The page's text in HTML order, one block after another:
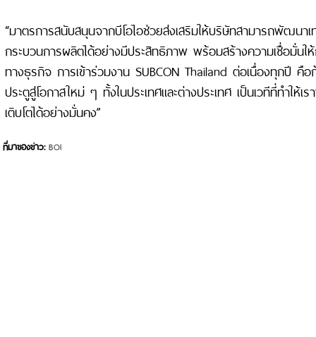
“มาตรการสนับสนุนจากบีโอไอช่วยส่งเสริมให้บริษัทสามารถพัฒนาเ
กระบวนการผลิตได้อย่างมีประสิทธิภาพ พร้อมสร้างความเชื่อมั่น
ทางธุรกิจ การเข้าร่วมงาน SUBCON Thailand ต่อเนื่องทุกปี คื
ประตูสู่โอกาสใหม่ ๆ ทั้งในประเทศและต่างประเทศ เป็นเวทีที่ทำให้
เติบโตได้อย่างมั่นคง”
ที่มาของข่าว: BOI